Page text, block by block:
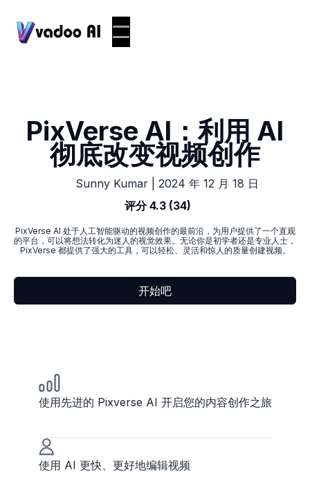
PixVerse AI：利用 AI
彻底改变视频创作
Sunny Kumar
2024 年 12 月 18 日
评分 4.3 (34)
PixVerse AI 处于人工智能驱动的视频创作的最前沿，为用户提供了一个直观
的平台，可以将想法转化为迷人的视觉效果。无论你是初学者还是专业人士，
PixVerse 都提供了强大的工具，可以轻松、灵活和惊人的质量创建视频。
开始吧
使用先进的 Pixverse AI 开启您的内容创作之旅
使用 AI 更快、更好地编辑视频